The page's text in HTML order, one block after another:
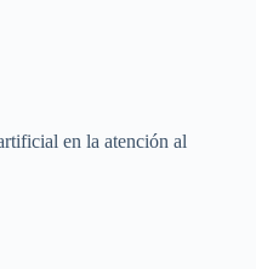
en la atención al